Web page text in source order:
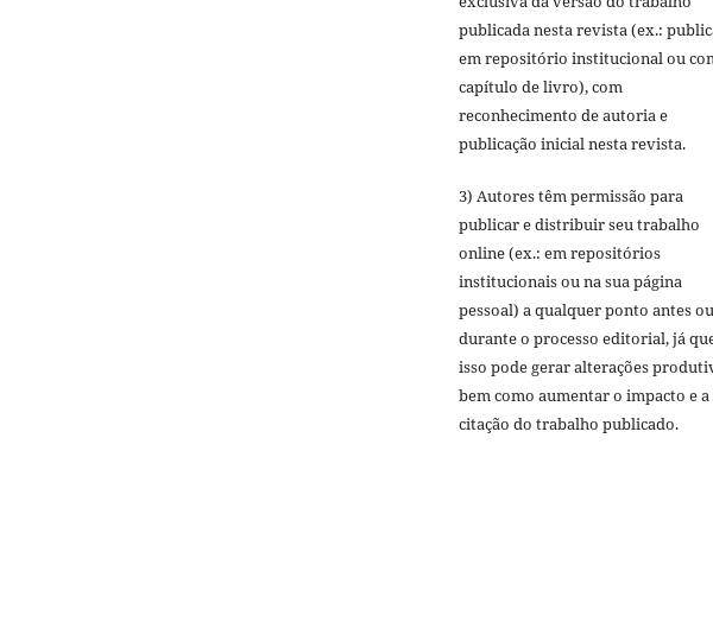
publicada nesta revista (ex.:
em repositório institucional ou
capítulo de livro), com
reconhecimento de autoria e
publicação inicial nesta revista.
3) Autores têm permissão para
publicar e distribuir seu trabalho
online (ex.: em repositórios
institucionais ou na sua página
pessoal) a qualquer ponto antes ou
durante o processo editorial, já
isso pode gerar alterações
bem como aumentar o impacto e a
citação do trabalho publicado.